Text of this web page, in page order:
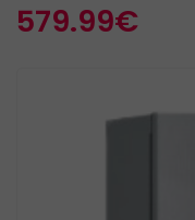
579.99€